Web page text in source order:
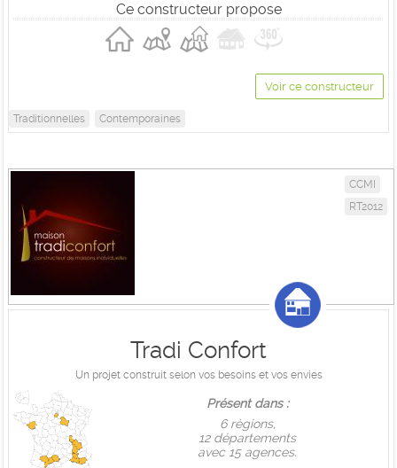
Ce constructeur propose
Voir ce constructeur
Traditionnelles Contemporaines
CCMI
RT2012
Tradi Confort
Un projet construit selon vos besoins et vos envies
Présent dans :
6 règions,
12 départements
avec 15 agences.